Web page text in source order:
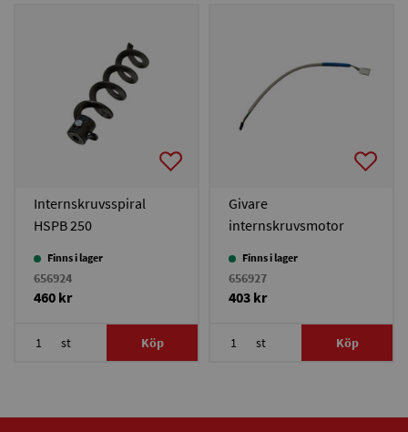
Internskruvsspiral
HSPB 250
Finns i lager
656924
460 kr
st Köp
Givare
internskruvsmotor
Finns i lager
656927
403 kr
st Köp